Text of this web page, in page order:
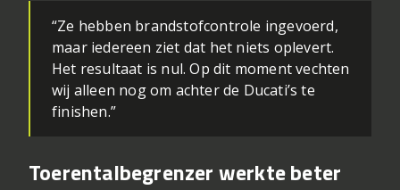
“Ze hebben brandstofcontrole ingevoerd,
maar iedereen ziet dat het niets oplevert.
Het resultaat is nul. Op dit moment vechten
wij alleen nog om achter de Ducati’s te
finishen.”
Toerentalbegrenzer werkte beter